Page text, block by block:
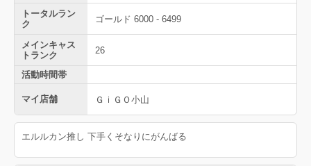
トータルラン
ク
ゴールド 6000 - 6499
メインキャス
トランク
26
活動時間帯
マイ店舗 ＧｉＧＯ小山
エルルカン推し 下手くそなりにがんばる